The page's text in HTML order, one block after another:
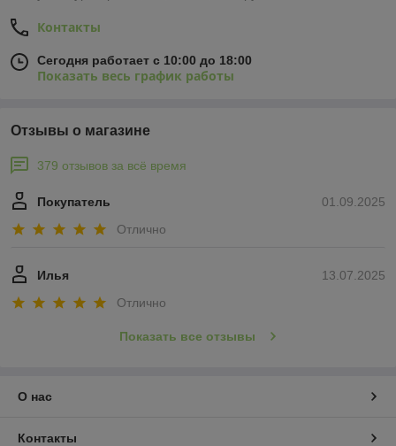
Контакты
Сегодня работает с 10:00 до 18:00
Показать весь график работы
Отзывы о магазине
379 отзывов за всё время
01.09.2025
Покупатель
Отлично
13.07.2025
Илья
Отлично
Показать все отзывы
О нас
Контакты